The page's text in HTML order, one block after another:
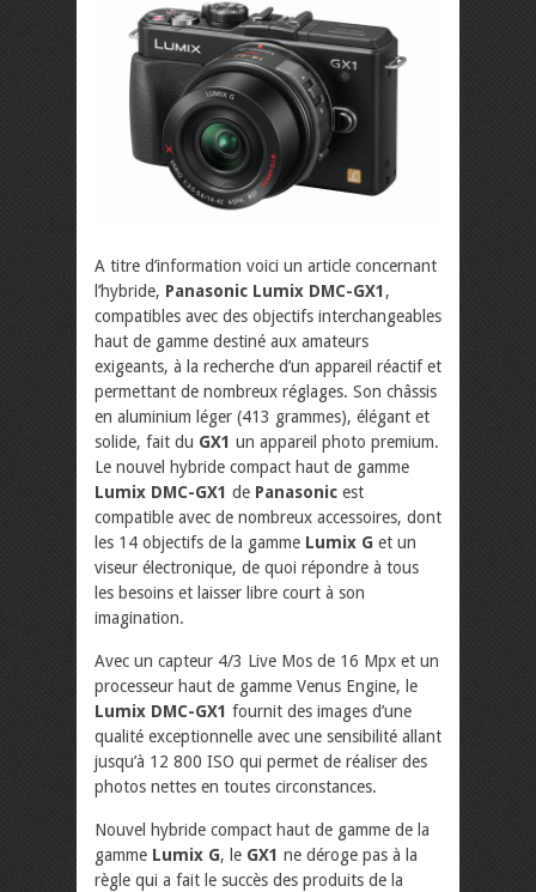
A titre d’information voici un article concernant
l’hybride, Panasonic Lumix DMC-GX1,
compatibles avec des objectifs interchangeables
haut de gamme destiné aux amateurs
exigeants, à la recherche d’un appareil réactif et
permettant de nombreux réglages. Son châssis
en aluminium léger (413 grammes), élégant et
solide, fait du GX1 un appareil photo premium.
Le nouvel hybride compact haut de gamme
Lumix DMC-GX1 de Panasonic est
compatible avec de nombreux accessoires, dont
les 14 objectifs de la gamme Lumix G et un
viseur électronique, de quoi répondre à tous
les besoins et laisser libre court à son
imagination.
Avec un capteur 4/3 Live Mos de 16 Mpx et un
processeur haut de gamme Venus Engine, le
Lumix DMC-GX1 fournit des images d’une
qualité exceptionnelle avec une sensibilité allant
jusqu’à 12 800 ISO qui permet de réaliser des
photos nettes en toutes circonstances.
Nouvel hybride compact haut de gamme de la
gamme Lumix G, le GX1 ne déroge pas à la
règle qui a fait le succès des produits de la